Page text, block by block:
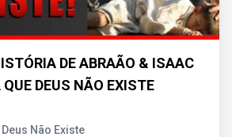
DE ABRAÃO & ISAAC
QUE DEUS NÃO EXISTE
Não Existe